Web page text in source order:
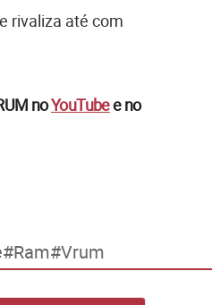
rivaliza até com
noYouTubee no
Ram Vrum